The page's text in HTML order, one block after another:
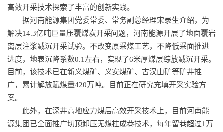
高效开采技术探索了丰富的创新实践。
据河南能源集团党委常委、常务副总经理宋录生介绍，为
解决14.3亿吨巨量压覆煤炭开采问题，河南能源开展了地面覆岩
离层注浆减沉开采试验。不改变原采煤工艺，不降低采面推进
进度，地表沉降系数0.1左右，实现了6米厚煤层综放减沉开采。
目前，该技术已在新义煤矿、义安煤矿、古汉山矿等矿井推
广，累计解放赋煤量420万吨。目前正在研究充填开采实验方
案。
此外，在深井高地应力煤层高效开采技术上，目前河南能
源集团已全面推广切顶卸压无煤柱成巷技术，每年留巷超过1万